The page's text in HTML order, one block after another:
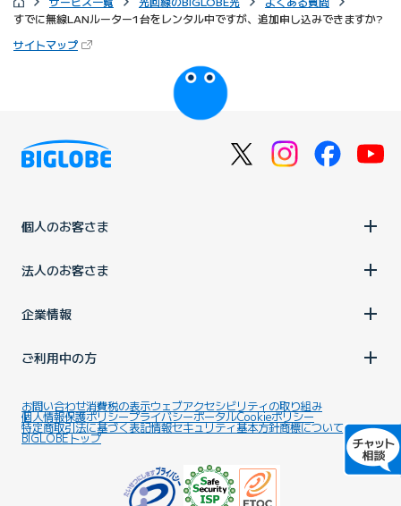
すでに無線LANルーター1台をレンタル中ですが、追加申し込みできますか?
サイトマップ（新しいタブで開きます）
びっぷるのページ
個人のお客さま
法人のお客さま
企業情報
ご利用中の方
お問い合わせ消費税の表示ウェブアクセシビリティの取り組み
個人情報保護ポリシープライバシーポータルCookieポリシー
特定商取引法に基づく表記情報セキュリティ基本方針商標について
BIGLOBEトップ